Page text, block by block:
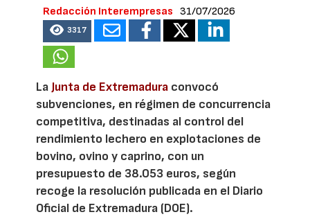
Redacción Interempresas 31/07/2026
3317
LaJunta de Extremadura convocó
subvenciones, en régimen de concurrencia
competitiva, destinadas al control del
rendimiento lechero en explotaciones de
bovino, ovino y caprino, con un
presupuesto de 38.053 euros, según
recoge la resolución publicada en el Diario
Oficial de Extremadura (DOE).